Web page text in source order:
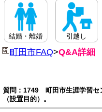
結婚・離婚 引越し
町田市FAQ>Q&A詳細
質問：1749 町田市生涯学習セ
（設置目的）。